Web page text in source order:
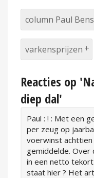
column Paul Bens
varkensprijzen
Reacties op
diep dal'
Paul : ! : Met een
per zeug op
voerwinst
gemiddelde.
in een netto
staat hier ? Het